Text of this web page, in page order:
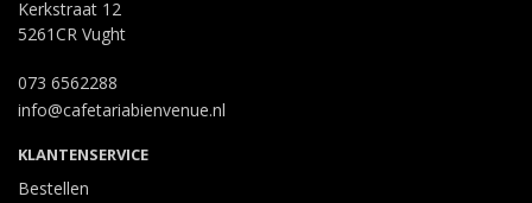
Kerkstraat 12
5261CR Vught
073 6562288
info@cafetariabienvenue.nl
KLANTENSERVICE
Bestellen